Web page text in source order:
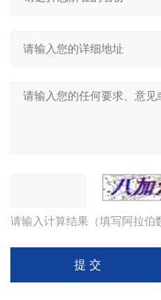
请输入计算结果（填写阿拉伯